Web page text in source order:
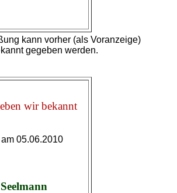
kann vorher (als Voranzeige)
gegeben werden.
wir bekannt
05.06.2010